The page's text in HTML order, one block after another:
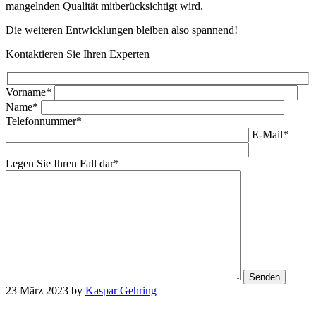
mangelnden Qualität mitberücksichtigt wird.
Die weiteren Entwicklungen bleiben also spannend!
Kontaktieren Sie Ihren Experten
Vorname*
Name*
Telefonnummer*
E-Mail*
Legen Sie Ihren Fall dar*
23 März 2023 by Kaspar Gehring